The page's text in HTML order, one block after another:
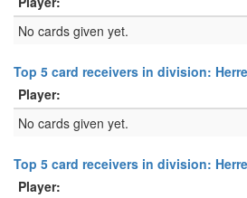
No cards given yet.
Top 5 card receivers in division:
Player:
No cards given yet.
Top 5 card receivers in division:
Player: